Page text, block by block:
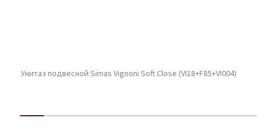
Унитаз подвесной Simas Vignoni Soft Close (VI18+F85+VI004)